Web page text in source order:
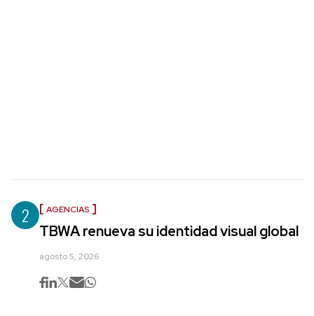
2 AGENCIAS
TBWA renueva su identidad visual global
agosto 5, 2026